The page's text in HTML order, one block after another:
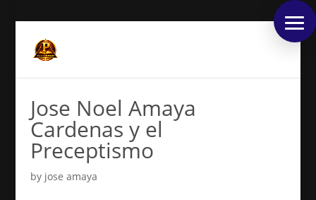
Jose Noel Amaya
Cardenas y el
Preceptismo
by jose amaya